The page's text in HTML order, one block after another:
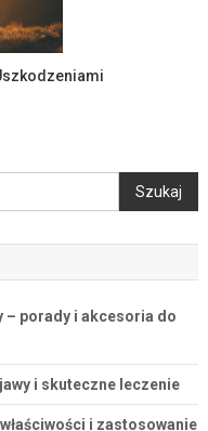
Szukaj
– porady i akcesoria do
i skuteczne leczenie
i zastosowanie